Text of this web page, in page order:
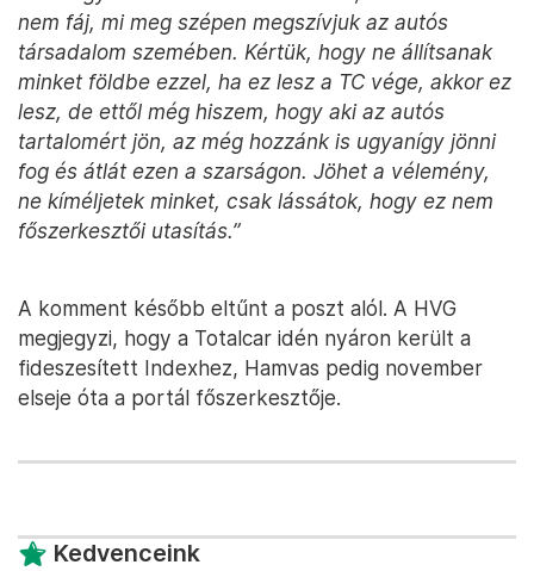
nem fáj, mi meg szépen megszívjuk az autós
társadalom szemében. Kértük, hogy ne állítsanak
minket földbe ezzel, ha ez lesz a TC vége, akkor ez
lesz, de ettől még hiszem, hogy aki az autós
tartalomért jön, az még hozzánk is ugyanígy jönni
fog és átlát ezen a szarságon. Jöhet a vélemény,
ne kíméljetek minket, csak lássátok, hogy ez nem
főszerkesztői utasítás.”
A komment később eltűnt a poszt alól. A HVG
megjegyzi, hogy a Totalcar idén nyáron került a
fideszesített Indexhez, Hamvas pedig november
elseje óta a portál főszerkesztője.
Kedvenceink